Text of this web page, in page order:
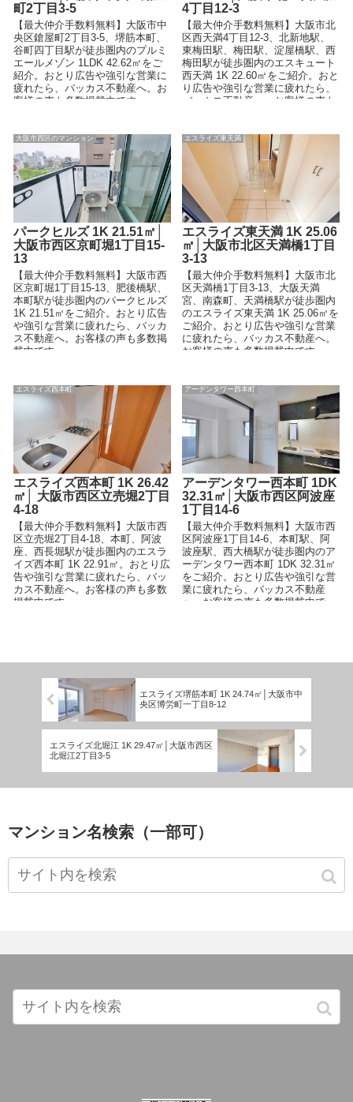
町2丁目3-5
【最大仲介手数料無料】大阪市中
央区鎗屋町2丁目3-5、堺筋本町、
谷町四丁目駅が徒歩圏内のプルミ
エールメゾン 1LDK 42.62㎡をご
紹介。おとり広告や強引な営業に
疲れたら、バッカス不動産へ。お
客様の声も多数掲載中です。
4丁目12-3
【最大仲介手数料無料】大阪市北
区西天満4丁目12-3、北新地駅、
東梅田駅、梅田駅、淀屋橋駅、西
梅田駅が徒歩圏内のエスキュート
西天満 1K 22.60㎡をご紹介。おと
り広告や強引な営業に疲れたら、
バッカス不動産へ。お客様の声も
大阪市西区のマンション
パークヒルズ 1K 21.51㎡│
大阪市西区京町堀1丁目15-
13
【最大仲介手数料無料】大阪市西
区京町堀1丁目15-13、肥後橋駅、
本町駅が徒歩圏内のパークヒルズ
1K 21.51㎡をご紹介。おとり広告
や強引な営業に疲れたら、バッカ
ス不動産へ。お客様の声も多数掲
載中です。
エスライズ東天満
エスライズ東天満 1K 25.06
㎡│大阪市北区天満橋1丁目
3-13
【最大仲介手数料無料】大阪市北
区天満橋1丁目3-13、大阪天満
宮、南森町、天満橋駅が徒歩圏内
のエスライズ東天満 1K 25.06㎡を
ご紹介。おとり広告や強引な営業
に疲れたら、バッカス不動産へ。
お客様の声も多数掲載中です。
エスライズ西本町
エスライズ西本町 1K 26.42
㎡│ 大阪市西区立売堀2丁目
4-18
【最大仲介手数料無料】大阪市西
区立売堀2丁目4-18、本町、阿波
座、西長堀駅が徒歩圏内のエスラ
イズ西本町 1K 22.91㎡。おとり広
告や強引な営業に疲れたら、バッ
カス不動産へ。お客様の声も多数
掲載中です。
アーデンタワー西本町
アーデンタワー西本町 1DK
32.31㎡│大阪市西区阿波座
1丁目14-6
【最大仲介手数料無料】大阪市西
区阿波座1丁目14-6、本町駅、阿
波座駅、西大橋駅が徒歩圏内のア
ーデンタワー西本町 1DK 32.31㎡
をご紹介。おとり広告や強引な営
業に疲れたら、バッカス不動産
へ。お客様の声も多数掲載中で
エスライズ堺筋本町 1K 24.74㎡│大阪市中
央区博労町一丁目8-12
エスライズ北堀江 1K 29.47㎡│大阪市西区
北堀江2丁目3-5
マンション名検索（一部可）